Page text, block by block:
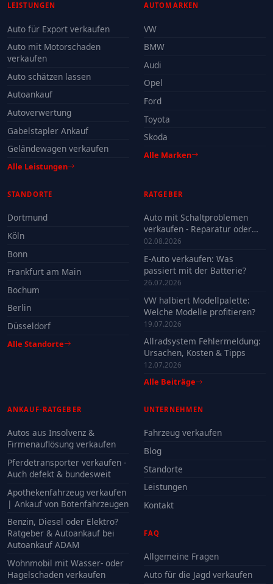
LEISTUNGEN
Auto für Export verkaufen
Auto mit Motorschaden
verkaufen
Auto schätzen lassen
Autoankauf
Autoverwertung
Gabelstapler Ankauf
Geländewagen verkaufen
Alle Leistungen
AUTOMARKEN
VW
BMW
Audi
Opel
Ford
Toyota
Skoda
Alle Marken
STANDORTE
Dortmund
Köln
Bonn
Frankfurt am Main
Bochum
Berlin
Düsseldorf
Alle Standorte
RATGEBER
Auto mit Schaltproblemen
verkaufen - Reparatur oder
Verkauf?
02.08.2026
E-Auto verkaufen: Was
passiert mit der Batterie?
26.07.2026
VW halbiert Modellpalette:
Welche Modelle profitieren?
19.07.2026
Allradsystem Fehlermeldung:
Ursachen, Kosten & Tipps
12.07.2026
Alle Beiträge
ANKAUF-RATGEBER
Autos aus Insolvenz &
Firmenauflösung verkaufen
Pferdetransporter verkaufen -
Auch defekt & bundesweit
Apothekenfahrzeug verkaufen
| Ankauf von Botenfahrzeugen
Benzin, Diesel oder Elektro?
Ratgeber & Autoankauf bei
Autoankauf ADAM
Wohnmobil mit Wasser- oder
Hagelschaden verkaufen
UNTERNEHMEN
Fahrzeug verkaufen
Blog
Standorte
Leistungen
Kontakt
FAQ
Allgemeine Fragen
Auto für die Jagd verkaufen